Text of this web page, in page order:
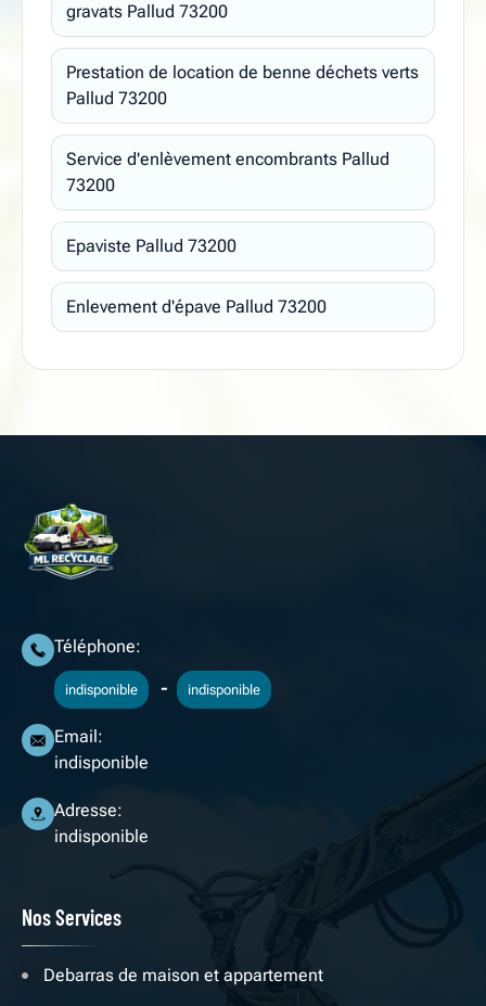
gravats Pallud 73200
Prestation de location de benne déchets verts
Pallud 73200
Service d'enlèvement encombrants Pallud
73200
Epaviste Pallud 73200
Enlevement d'épave Pallud 73200
Téléphone:
indisponible - indisponible
Email:
indisponible
Adresse:
indisponible
Nos Services
Debarras de maison et appartement